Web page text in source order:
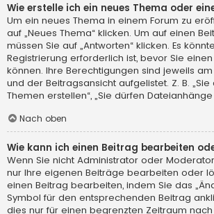
Wie erstelle ich ein neues Thema oder
Um ein neues Thema in einem Forum zu
auf „Neues Thema“ klicken. Um auf einen
müssen Sie auf „Antworten“ klicken. Es
Registrierung erforderlich ist, bevor Sie
können. Ihre Berechtigungen sind jeweils
und der Beitragsansicht aufgelistet. Z. B.
Themen erstellen“, „Sie dürfen
Nach oben
Wie kann ich einen Beitrag bearbeiten
Wenn Sie nicht Administrator oder
nur Ihre eigenen Beiträge bearbeiten oder
einen Beitrag bearbeiten, indem Sie das
Symbol für den entsprechenden Beitrag
dies nur für einen begrenzten Zeitraum nach